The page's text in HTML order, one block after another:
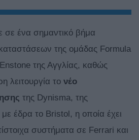
ένα σημαντικό βήμα
της ομάδας Formula
της Αγγλίας, καθώς
λειτουργία το νέο
της Dynisma, της
με έδρα το Bristol, η οποία έχει
συστήματα σε Ferrari και